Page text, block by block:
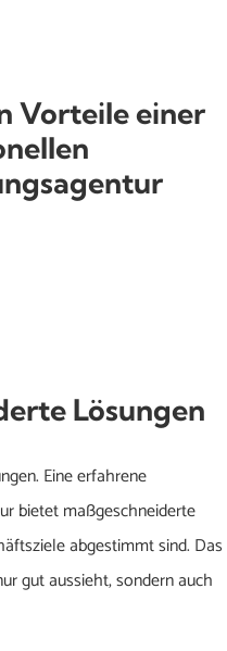
Vorteile einer
Lösungen
Eine erfahrene
bietet maßgeschneiderte
abgestimmt sind. Das
gut aussieht, sondern auch